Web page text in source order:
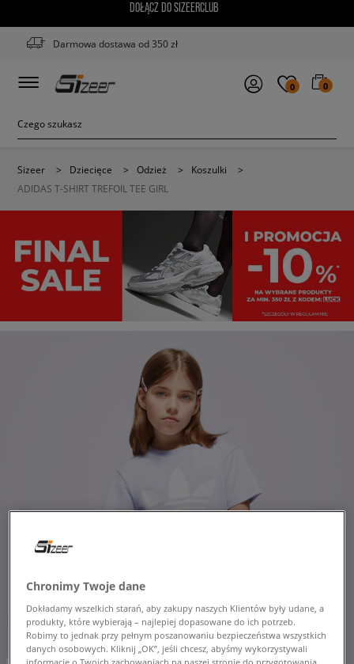
DOŁĄCZ DO SIZEERCLUB
Darmowa dostawa od 350 zł
0 0
Sizeer > Dziecięce > Odzież > Koszulki
>
ADIDAS T-SHIRT TREFOIL TEE GIRL
Chronimy Twoje dane
Dokładamy wszelkich starań, aby zakupy naszych Klientów były udane, a
produkty, które wybierają – najlepiej dopasowane do ich potrzeb.
Robimy to jednak przy pełnym poszanowaniu bezpieczeństwa wszystkich
danych osobowych. Kliknij „OK”, jeśli chcesz, abyśmy wykorzystywali